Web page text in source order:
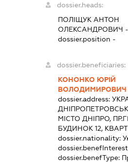
dossier.heads:
ПОЛІЩУК АНТОН
ОЛЕКСАНДРОВИЧ -
dossier.position -
dossier.beneficiaries:
КОНОНКО ЮРІЙ
ВОЛОДИМИРОВИЧ
dossier.address:
МІСТО ДНІПРО,
БУДИНОК 12,
dossier.nationality:
dossier.benefType: